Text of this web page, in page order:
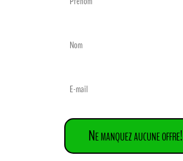
Ne manquez aucune offre!